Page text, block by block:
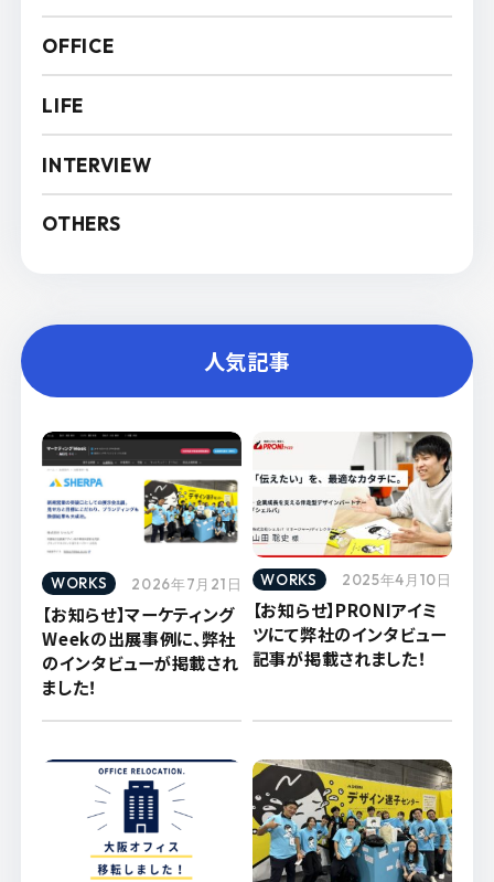
OFFICE
LIFE
INTERVIEW
OTHERS
人気記事
WORKS 2026年7月21日
【お知らせ】マーケティング
Weekの出展事例に、弊社
のインタビューが掲載され
ました！
WORKS 2025年4月10日
【お知らせ】PRONIアイミ
ツにて弊社のインタビュー
記事が掲載されました！